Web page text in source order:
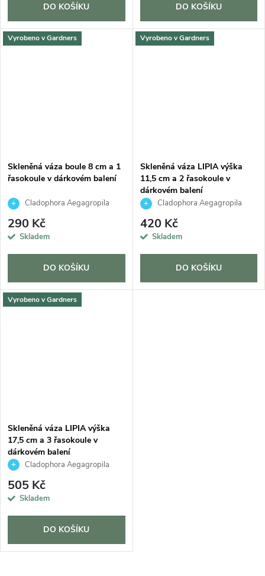
DO KOŠÍKU DO KOŠÍKU
Vyrobeno v Gardners
Skleněná váza boule 8 cm a 1
řasokoule v dárkovém balení
Cladophora Aegagropila
290 Kč
Skladem
DO KOŠÍKU
Vyrobeno v Gardners
Skleněná váza LIPIA výška
11,5 cm a 2 řasokoule v
dárkovém balení
Cladophora Aegagropila
420 Kč
Skladem
DO KOŠÍKU
Vyrobeno v Gardners
Skleněná váza LIPIA výška
17,5 cm a 3 řasokoule v
dárkovém balení
Cladophora Aegagropila
505 Kč
Skladem
DO KOŠÍKU